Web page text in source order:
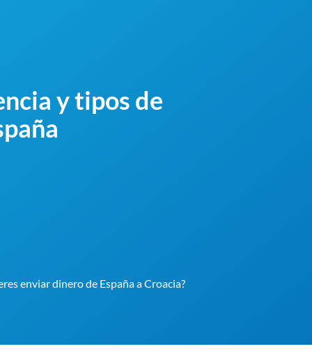
y tipos de
enviar dinero de España a Croacia?